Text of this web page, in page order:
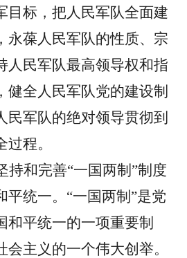
目标，把人民军队全面建
永葆人民军队的性质、宗
人民军队最高领导权和指
健全人民军队党的建设制
民军队的绝对领导贯彻到
程。
持和完善“一国两制”制度
统一。 “一国两制”是党
和平统一的一项重要制
会主义的一个伟大创举。